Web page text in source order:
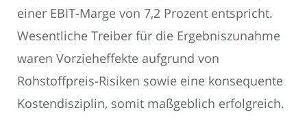
einer EBIT-Marge von 7,2 Prozent entspricht.
Wesentliche Treiber für die Ergebniszunahme
waren Vorzieheffekte aufgrund von
Rohstoffpreis-Risiken sowie eine konsequente
Kostendisziplin, somit maßgeblich erfolgreich.